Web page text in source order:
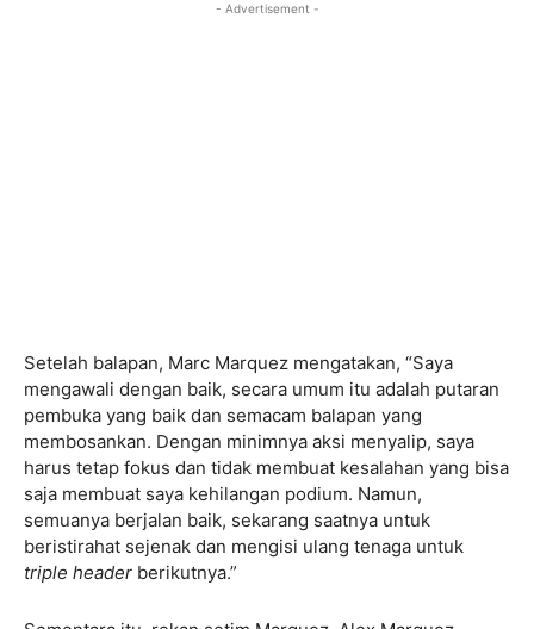
- Advertisement -
Setelah balapan, Marc Marquez mengatakan, “Saya
mengawali dengan baik, secara umum itu adalah putaran
pembuka yang baik dan semacam balapan yang
membosankan. Dengan minimnya aksi menyalip, saya
harus tetap fokus dan tidak membuat kesalahan yang bisa
saja membuat saya kehilangan podium. Namun,
semuanya berjalan baik, sekarang saatnya untuk
beristirahat sejenak dan mengisi ulang tenaga untuk
triple header berikutnya.”